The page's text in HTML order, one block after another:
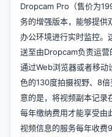
Dropcam Pro（售价为
务的增强版本，能够提供
办公环境进行实时监控。
送至由Dropcam负责运
通过Web浏览器或者移
色的130度拍摄视野、8
意的是，将视频副本记录
每年缴纳费用才能享受由
视频信息的服务每年收费